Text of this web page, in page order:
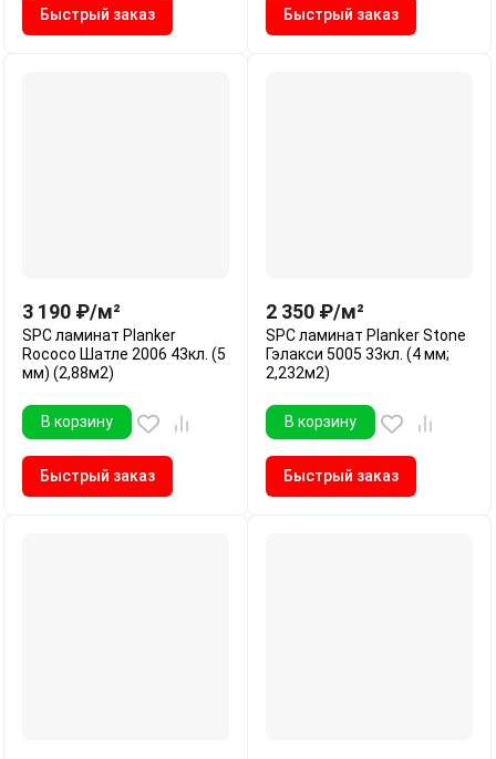
Быстрый заказ Быстрый заказ
3 190 ₽/м²
SPC ламинат Planker
Rococo Шатле 2006 43кл. (5
мм) (2,88м2)
В корзину
Быстрый заказ
2 350 ₽/м²
SPC ламинат Planker Stone
Гэлакси 5005 33кл. (4 мм;
2,232м2)
В корзину
Быстрый заказ